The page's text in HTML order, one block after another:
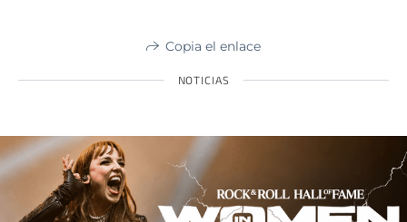
Copia el enlace
NOTICIAS